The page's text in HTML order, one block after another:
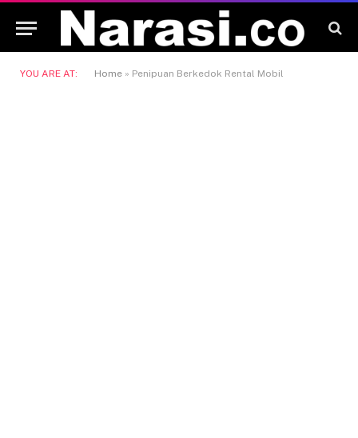
YOU ARE AT: Home » Penipuan Berkedok Rental Mobil